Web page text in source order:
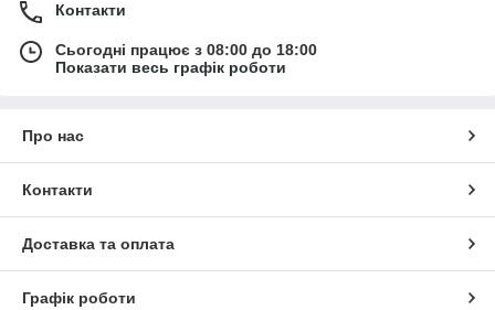
Контакти
Сьогодні працює з 08:00 до 18:00
Показати весь графік роботи
Про нас
Контакти
Доставка та оплата
Графік роботи